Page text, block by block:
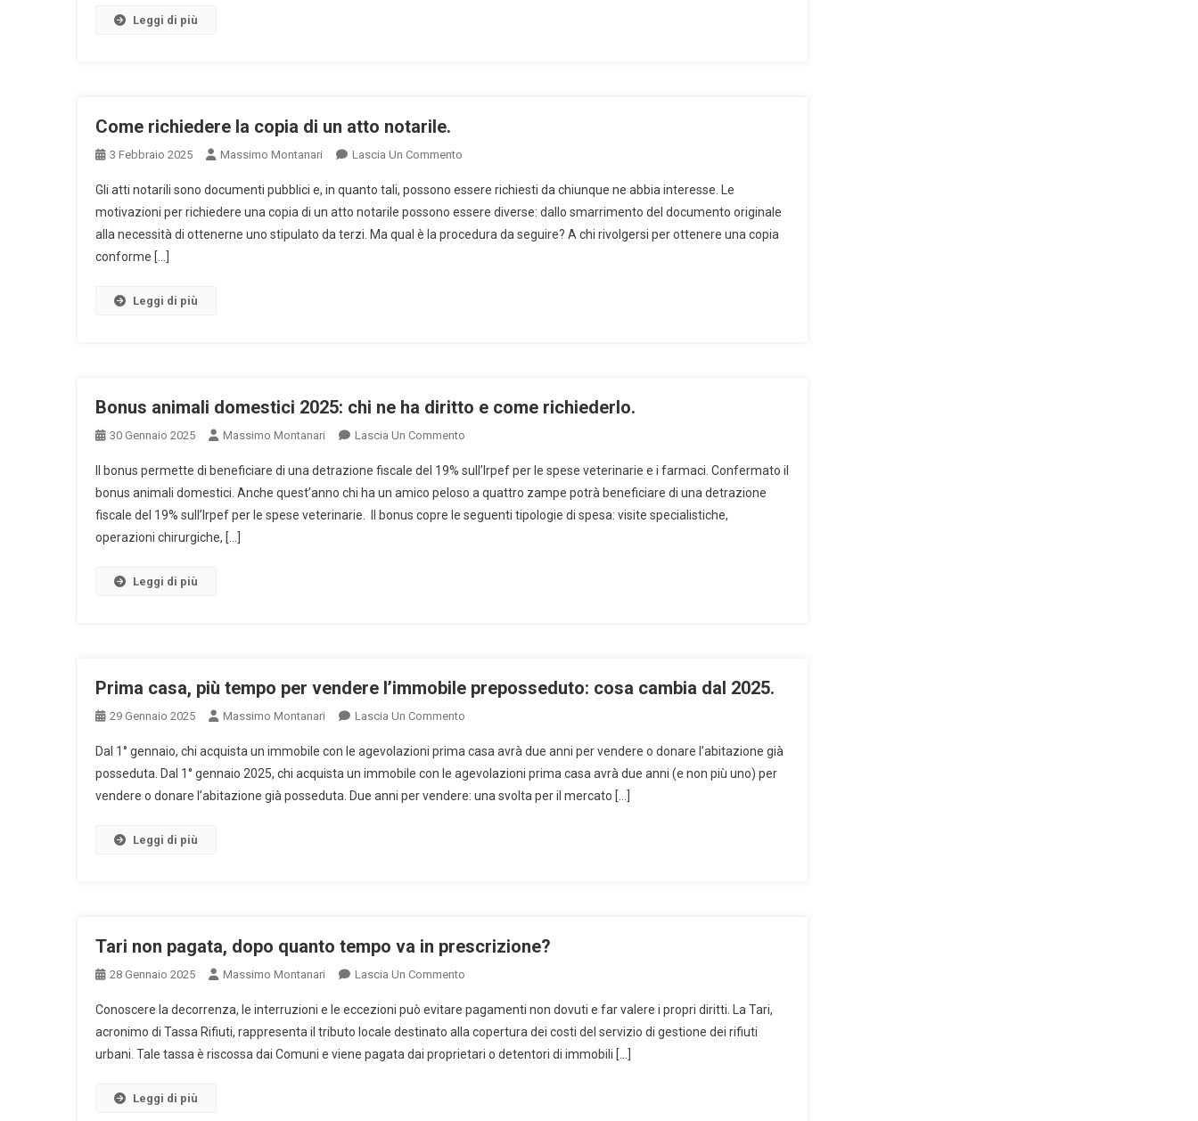
Leggi di più
Come richiedere la copia di un atto notarile.
3 Febbraio 2025 Massimo Montanari Lascia Un Commento
Richiedere
La
Copia
Gli atti notarili sono documenti pubblici e, in quanto tali, possono essere richiesti da chiunque ne abbia interesse. Le
motivazioni per richiedere una copia di un atto notarile possono essere diverse: dallo smarrimento del documento originale
alla necessità di ottenerne uno stipulato da terzi. Ma qual è la procedura da seguire? A chi rivolgersi per ottenere una copia
conforme […]
Leggi di più
Bonus animali domestici 2025: chi ne ha diritto e come richiederlo.
30 Gennaio 2025 Massimo Montanari Lascia Un Commento
Animali
Domestici
2025:
Il bonus permette di beneficiare di una detrazione fiscale del 19% sull’Irpef per le spese veterinarie e i farmaci. Confermato il
bonus animali domestici. Anche quest’anno chi ha un amico peloso a quattro zampe potrà beneficiare di una detrazione
fiscale del 19% sull’Irpef per le spese veterinarie. Il bonus copre le seguenti tipologie di spesa: visite specialistiche,
operazioni chirurgiche, […]
Leggi di più
Prima casa, più tempo per vendere l’immobile preposseduto: cosa cambia dal 2025.
29 Gennaio 2025 Massimo Montanari Lascia Un Commento
Casa,
Più
Tempo
Dal
Dal 1° gennaio, chi acquista un immobile con le agevolazioni prima casa avrà due anni per vendere o donare l’abitazione già
posseduta. Dal 1° gennaio 2025, chi acquista un immobile con le agevolazioni prima casa avrà due anni (e non più uno) per
vendere o donare l’abitazione già posseduta. Due anni per vendere: una svolta per il mercato […]
Leggi di più
Tari non pagata, dopo quanto tempo va in prescrizione?
28 Gennaio 2025 Massimo Montanari Lascia Un Commento
Non
Pagata,
Dopo
Conoscere la decorrenza, le interruzioni e le eccezioni può evitare pagamenti non dovuti e far valere i propri diritti. La Tari,
acronimo di Tassa Rifiuti, rappresenta il tributo locale destinato alla copertura dei costi del servizio di gestione dei rifiuti
urbani. Tale tassa è riscossa dai Comuni e viene pagata dai proprietari o detentori di immobili […]
Leggi di più